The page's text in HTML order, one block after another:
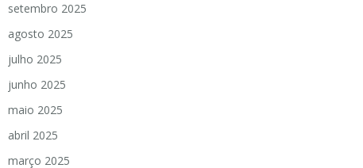
setembro 2025
agosto 2025
julho 2025
junho 2025
maio 2025
abril 2025
março 2025